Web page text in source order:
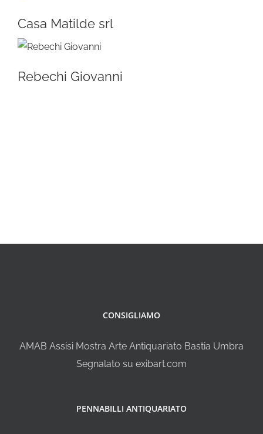
Casa Matilde srl
Rebechi Giovanni
CONSIGLIAMO
AMAB Assisi Mostra Arte Antiquariato Bastia Umbra
Segnalato su exibart.com
PENNABILLI ANTIQUARIATO